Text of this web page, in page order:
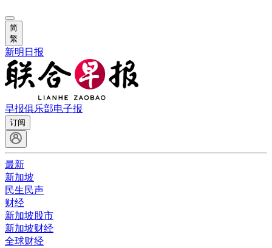
简
繁
新明日报
早报俱乐部电子报
订阅
最新
新加坡
民生民声
财经
新加坡股市
新加坡财经
全球财经